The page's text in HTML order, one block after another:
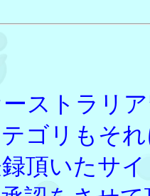
ストラリ
ゴリもそれ
頂いたサイ